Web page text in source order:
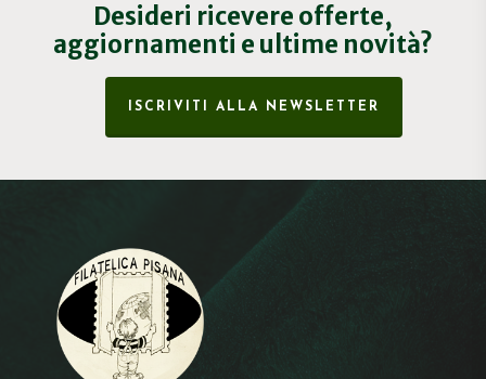
Desideri ricevere offerte,
aggiornamenti e ultime novità?
ISCRIVITI ALLA NEWSLETTER